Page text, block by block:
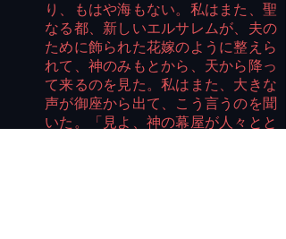
り、もはや海もない。私はまた、聖
なる都、新しいエルサレムが、夫の
ために飾られた花嫁のように整えら
れて、神のみもとから、天から降っ
て来るのを見た。私はまた、大きな
声が御座から出て、こう言うのを聞
いた。「見よ、神の幕屋が人々とと